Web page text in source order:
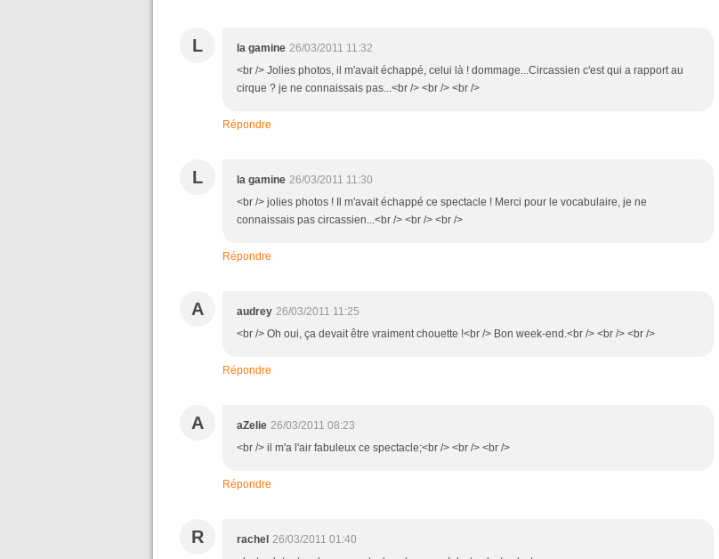
L la gamine 26/03/2011 11:32
<br /> Jolies photos, il m'avait échappé, celui là ! dommage...Circassien c'est qui a rapport au
cirque ? je ne connaissais pas...<br /> <br /> <br />
Répondre
L la gamine 26/03/2011 11:30
<br /> jolies photos ! Il m'avait échappé ce spectacle ! Merci pour le vocabulaire, je ne
connaissais pas circassien...<br /> <br /> <br />
Répondre
A audrey 26/03/2011 11:25
<br /> Oh oui, ça devait être vraiment chouette !<br /> Bon week-end.<br /> <br /> <br />
Répondre
A aZelie 26/03/2011 08:23
<br /> il m'a l'air fabuleux ce spectacle;<br /> <br /> <br />
Répondre
R rachel 26/03/2011 01:40